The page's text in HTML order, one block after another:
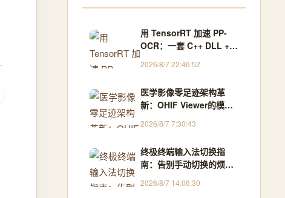
用 TensorRT 加速 PP-
OCR：一套 C++ DLL +
理方案
2026/8/7 22:46:52
医学影像零足迹架构革
新：OHIF Viewer的模块
2026/8/7 7:30:43
终极终端输入法切换指
南：告别手动切换的烦
2026/8/7 14:06:30